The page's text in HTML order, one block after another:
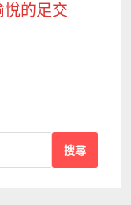
的足交
搜尋